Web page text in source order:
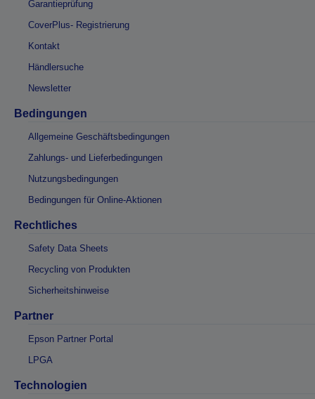
Garantieprüfung
CoverPlus- Registrierung
Kontakt
Händlersuche
Newsletter
Bedingungen
Allgemeine Geschäftsbedingungen
Zahlungs- und Lieferbedingungen
Nutzungsbedingungen
Bedingungen für Online-Aktionen
Rechtliches
Safety Data Sheets
Recycling von Produkten
Sicherheitshinweise
Partner
Epson Partner Portal
LPGA
Technologien